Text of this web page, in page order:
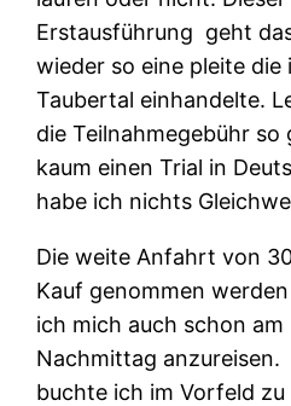
Erstausführung geht
wieder so eine pleite
Taubertal einhandelte.
die Teilnahmegebühr
kaum einen Trial in
habe ich nichts
Die weite Anfahrt von
Kauf genommen
ich mich auch schon am
Nachmittag
buchte ich im Vorfeld